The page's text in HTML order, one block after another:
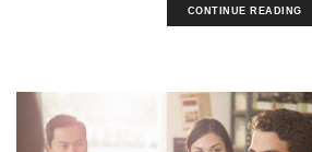
CONTINUE READING